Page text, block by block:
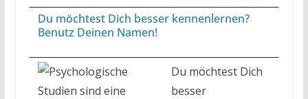
Du möchtest Dich besser kennenlernen?
Benutz Deinen Namen!
Du möchtest Dich
besser